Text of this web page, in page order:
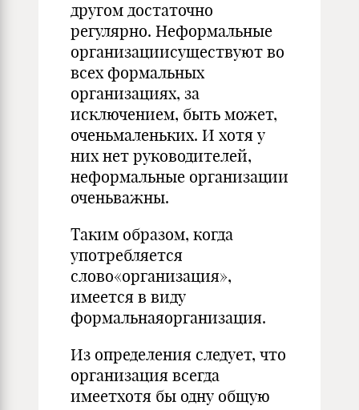
другом достаточно
регулярно. Неформальные
организациисуществуют во
всех формальных
организациях, за
исключением, быть может,
оченьмаленьких. И хотя у
них нет руководителей,
неформальные организации
оченьважны.
Таким образом, когда
употребляется
слово«организация»,
имеется в виду
формальнаяорганизация.
Из определения следует, что
организация всегда
имеетхотя бы одну общую